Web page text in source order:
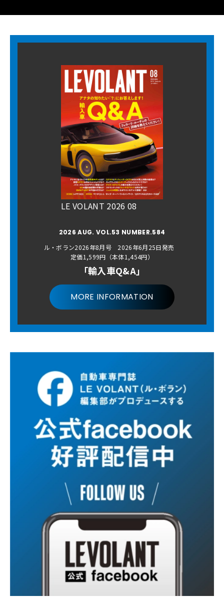
LE VOLANT 2026 08
2026 AUG. VOL.53 NUMBER.584
ル・ボラン2026年8月号 2026年6月25日発売
定価1,599円（本体1,454円）
「輸入車Q&A」
MORE INFORMATION